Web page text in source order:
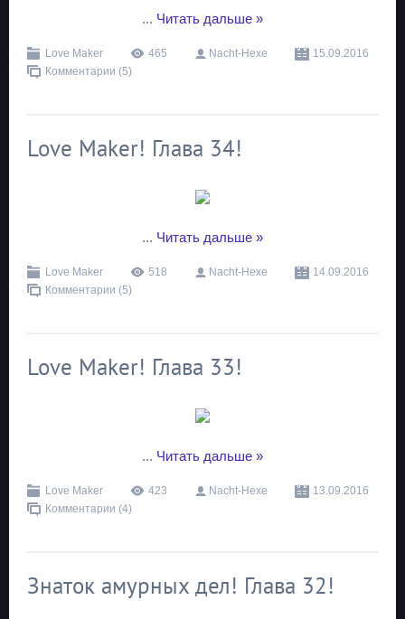
... Читать дальше »
Love Maker 465 Nacht-Hexe
15.09.2016
Комментарии (5)
Love Maker! Глава 34!
... Читать дальше »
Love Maker 518 Nacht-Hexe
14.09.2016
Комментарии (5)
Love Maker! Глава 33!
... Читать дальше »
Love Maker 423 Nacht-Hexe
13.09.2016
Комментарии (4)
Знаток амурных дел! Глава 32!